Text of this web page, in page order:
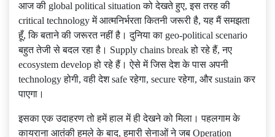
आज की global political situation को देखते हुए, इस तरह की
critical technology में आत्मनिर्भरता कितनी जरूरी है, यह मैं समझता
हूँ, कि बताने की जरूरत नहीं है। दुनिया का geo-political scenario
बहुत तेजी से बदल रहा है। Supply chains break हो रहे हैं, नए
ecosystem develop हो रहे हैं। ऐसे में जिस देश के पास अपनी
technology होगी, वही देश safe रहेगा, secure रहेगा, और sustain कर
पाएगा।
इसका एक उदाहरण तो हमें हाल में ही देखने को मिला। पहलगाम के
कायराना आतंकी हमले के बाद, हमारी सेनाओं ने जब Operation